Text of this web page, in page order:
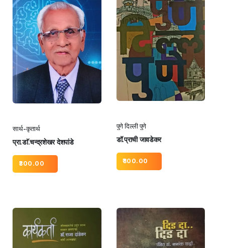
सार्थ-कृतार्थ
प्रा.डाॅ.चन्द्रशेखर देशपांडे
300.00
पुणे दिल्ली पुणे
डॉ.प्राची जावडेकर
300.00